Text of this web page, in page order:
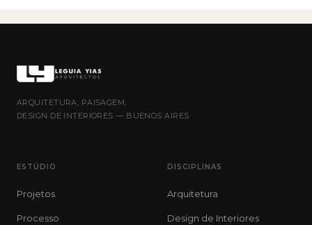
ARQUITETURA, PAISAGEM,
DESIGN DE INTERIORES — BUENOS AIRES
ESTÚDIO
Projetos
Processo
DISCIPLINAS
Arquitetura
Design de Interiores